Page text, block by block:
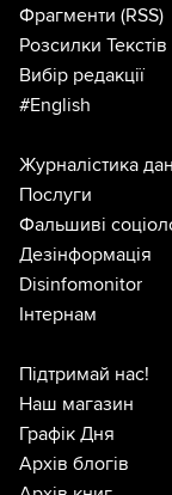
Фрагменти (RSS)
Розсилки Текстів
Вибір редакції
#English
Журналістика
Послуги
Фальшиві
Дезінформація
Disinfomonitor
Інтернам
Підтримай нас!
Наш магазин
Графік Дня
Архів блогів